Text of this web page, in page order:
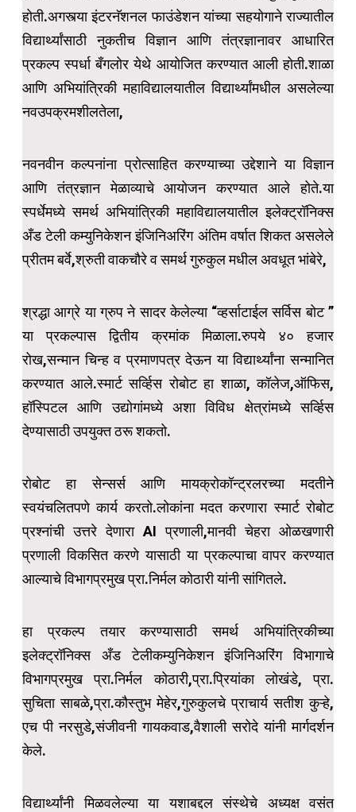
होती.अगस्त्या इंटरनॅशनल फाउंडेशन यांच्या सहयोगाने राज्यातील
विद्यार्थ्यांसाठी नुकतीच विज्ञान आणि तंत्रज्ञानावर आधारित
प्रकल्प स्पर्धा बँगलोर येथे आयोजित करण्यात आली होती.शाळा
आणि अभियांत्रिकी महाविद्यालयातील विद्यार्थ्यांमधील असलेल्या
नवउपक्रमशीलतेला,
नवनवीन कल्पनांना प्रोत्साहित करण्याच्या उद्देशाने या विज्ञान
आणि तंत्रज्ञान मेळाव्याचे आयोजन करण्यात आले होते.या
स्पर्धेमध्ये समर्थ अभियांत्रिकी महाविद्यालयातील इलेक्ट्रॉनिक्स
अँड टेली कम्युनिकेशन इंजिनिअरिंग अंतिम वर्षात शिकत असलेले
प्रीतम बर्वे,श्रुती वाकचौरे व समर्थ गुरुकुल मधील अवधूत भांबेरे,
श्रद्धा आग्रे या ग्रुप ने सादर केलेल्या “व्हर्साटाईल सर्विस बोट ”
या प्रकल्पास द्वितीय क्रमांक मिळाला.रुपये ४० हजार
रोख,सन्मान चिन्ह व प्रमाणपत्र देऊन या विद्यार्थ्यांना सन्मानित
करण्यात आले.स्मार्ट सर्व्हिस रोबोट हा शाळा, कॉलेज,ऑफिस,
हॉस्पिटल आणि उद्योगांमध्ये अशा विविध क्षेत्रांमध्ये सर्व्हिस
देण्यासाठी उपयुक्त ठरू शकतो.
रोबोट हा सेन्सर्स आणि मायक्रोकॉन्ट्रलरच्या मदतीने
स्वयंचलितपणे कार्य करतो.लोकांना मदत करणारा स्मार्ट रोबोट
प्रश्नांची उत्तरे देणारा AI प्रणाली,मानवी चेहरा ओळखणारी
प्रणाली विकसित करणे यासाठी या प्रकल्पाचा वापर करण्यात
आल्याचे विभागप्रमुख प्रा.निर्मल कोठारी यांनी सांगितले.
हा प्रकल्प तयार करण्यासाठी समर्थ अभियांत्रिकीच्या
इलेक्ट्रॉनिक्स अँड टेलीकम्युनिकेशन इंजिनिअरिंग विभागाचे
विभागप्रमुख प्रा.निर्मल कोठारी,प्रा.प्रियांका लोखंडे, प्रा.
सुचिता साबळे,प्रा.कौस्तुभ मेहेर,गुरुकुलचे प्राचार्य सतीश कुऱ्हे,
एच पी नरसुडे,संजीवनी गायकवाड,वैशाली सरोदे यांनी मार्गदर्शन
केले.
विद्यार्थ्यांनी मिळवलेल्या या यशाबद्दल संस्थेचे अध्यक्ष वसंत